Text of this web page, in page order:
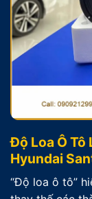
Độ Loa Ô Tô
Hyundai
“Độ loa ô tô”